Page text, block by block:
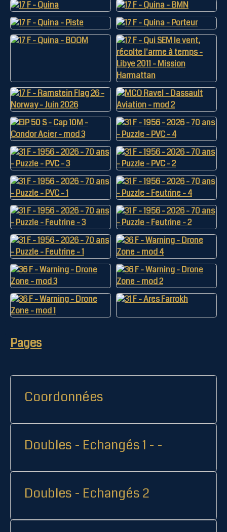
Pages
Coordonnées
Doubles - Echangés 1 - -
Doubles - Echangés 2